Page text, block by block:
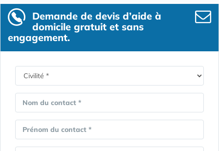
Demande de devis d’aide à
domicile gratuit et sans
engagement.
Nom du contact *
Prénom du contact *